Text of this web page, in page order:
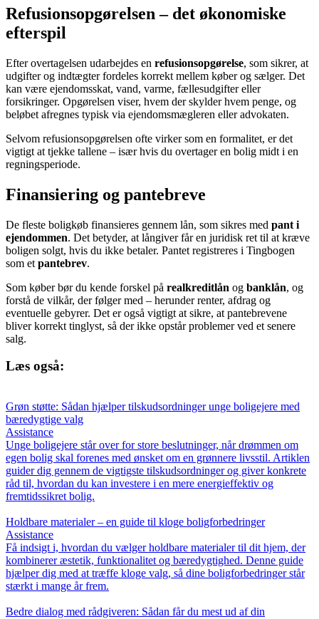
Refusionsopgørelsen – det økonomiske
efterspil
Efter overtagelsen udarbejdes en refusionsopgørelse, som sikrer, at
udgifter og indtægter fordeles korrekt mellem køber og sælger. Det
kan være ejendomsskat, vand, varme, fællesudgifter eller
forsikringer. Opgørelsen viser, hvem der skylder hvem penge, og
beløbet afregnes typisk via ejendomsmægleren eller advokaten.
Selvom refusionsopgørelsen ofte virker som en formalitet, er det
vigtigt at tjekke tallene – især hvis du overtager en bolig midt i en
regningsperiode.
Finansiering og pantebreve
De fleste boligkøb finansieres gennem lån, som sikres med pant i
ejendommen. Det betyder, at långiver får en juridisk ret til at kræve
boligen solgt, hvis du ikke betaler. Pantet registreres i Tingbogen
som et pantebrev.
Som køber bør du kende forskel på realkreditlån og banklån, og
forstå de vilkår, der følger med – herunder renter, afdrag og
eventuelle gebyrer. Det er også vigtigt at sikre, at pantebrevene
bliver korrekt tinglyst, så der ikke opstår problemer ved et senere
salg.
Læs også:
Grøn støtte: Sådan hjælper tilskudsordninger unge boligejere med
bæredygtige valg
Assistance
Unge boligejere står over for store beslutninger, når drømmen om
egen bolig skal forenes med ønsket om en grønnere livsstil. Artiklen
guider dig gennem de vigtigste tilskudsordninger og giver konkrete
råd til, hvordan du kan investere i en mere energieffektiv og
fremtidssikret bolig.
Holdbare materialer – en guide til kloge boligforbedringer
Assistance
Få indsigt i, hvordan du vælger holdbare materialer til dit hjem, der
kombinerer æstetik, funktionalitet og bæredygtighed. Denne guide
hjælper dig med at træffe kloge valg, så dine boligforbedringer står
stærkt i mange år frem.
Bedre dialog med rådgiveren: Sådan får du mest ud af din